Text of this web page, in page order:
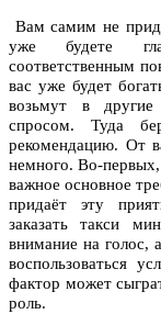
Вам самим не
уже будете
соответственным
вас уже будет
возьмут в
спросом. Туда
рекомендацию. От
немного. Во-
важное основное
придаёт эту
заказать такси
внимание на голос,
воспользоваться
фактор может
роль.